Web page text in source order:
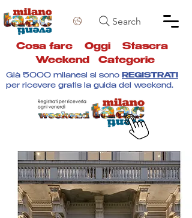
Search
Cosa fare Oggi Stasera
Weekend
Categorie
Già 5000 milanesi si sono REGISTRATI
per ricevere gratis la guida del weekend.